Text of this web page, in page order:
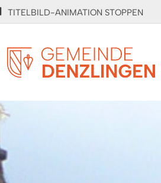
TITELBILD-ANIMATION STOPPEN